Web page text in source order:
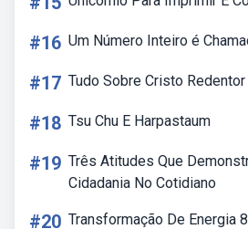
#16 Um Número Inteiro é
#17 Tudo Sobre Cristo Redentor
#18 Tsu Chu E Harpastaum
#19 Três Atitudes Que
Cidadania No Cotidiano
#20 Transformação De Energia